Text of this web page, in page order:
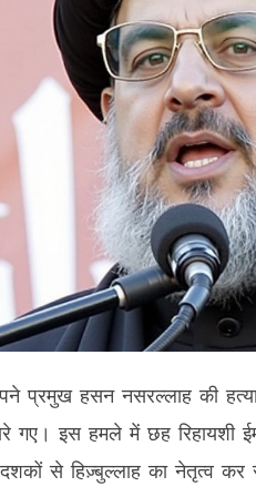
प्रमुख हसन नसरल्लाह की
गए। इस हमले में छह रिहायशी
से हिज़्बुल्लाह का नेतृत्व कर